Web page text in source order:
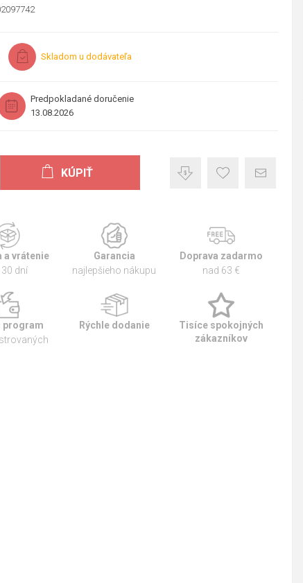
Skladom u dodávateľa
Predpokladané doručenie
13.08.2026
KÚPIŤ
a vrátenie
dní
Garancia
najlepšieho nákupu
Doprava zadarmo
nad 63 €
program
Rýchle dodanie
Tisíce spokojných
zákazníkov